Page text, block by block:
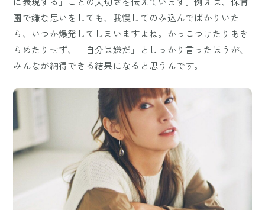
園で嫌な思いをしても、我慢してのみ込んでばかりいた
ら、いつか爆発してしまいますよね。かっこつけたりあき
らめたりせず、「自分は嫌だ」としっかり言ったほうが、
みんなが納得できる結果になると思うんです。